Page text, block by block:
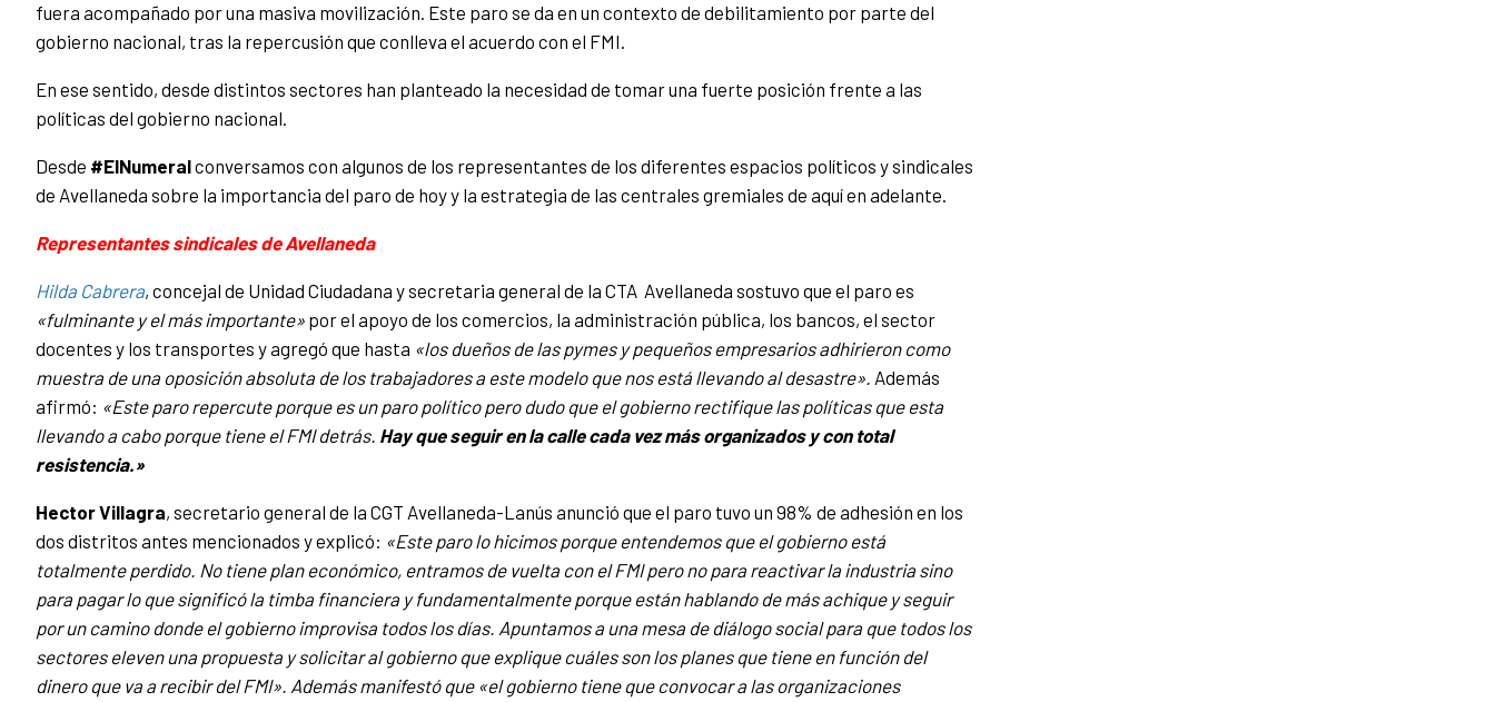
fuera acompañado por una masiva movilización. Este paro se da en un contexto de debilitamiento por parte del
gobierno nacional, tras la repercusión que conlleva el acuerdo con el FMI.
En ese sentido, desde distintos sectores han planteado la necesidad de tomar una fuerte posición frente a las
políticas del gobierno nacional.
Desde #ElNumeralconversamos con algunos de los representantes de los diferentes espacios políticos y sindicales
de Avellaneda sobre la importancia del paro de hoy y la estrategia de las centrales gremiales de aquí en adelante.
Representantes sindicales de Avellaneda
Hilda Cabrera, concejal de Unidad Ciudadana y secretaria general de la CTA Avellaneda sostuvo que el paro es
«fulminante y el más importante» por el apoyo de los comercios, la administración pública, los bancos, el sector
docentes y los transportes y agregó que hasta «los dueños de las pymes y pequeños empresarios adhirieron como
muestra de una oposición absoluta de los trabajadores a este modelo que nos está llevando al desastre». Además
afirmó: «Este paro repercute porque es un paro político pero dudo que el gobierno rectifique las políticas que esta
llevando a cabo porque tiene el FMI detrás. Hay que seguir en la calle cada vez más organizados y con total
resistencia.»
Hector Villagra, secretario general de la CGT Avellaneda-Lanús anunció que el paro tuvo un 98% de adhesión en los
dos distritos antes mencionados y explicó: «Este paro lo hicimos porque entendemos que el gobierno está
totalmente perdido. No tiene plan económico, entramos de vuelta con el FMI pero no para reactivar la industria sino
para pagar lo que significó la timba financiera y fundamentalmente porque están hablando de más achique y seguir
por un camino donde el gobierno improvisa todos los días. Apuntamos a una mesa de diálogo social para que todos los
sectores eleven una propuesta y solicitar al gobierno que explique cuáles son los planes que tiene en función del
dinero que va a recibir del FMI». Además manifestó que «el gobierno tiene que convocar a las organizaciones